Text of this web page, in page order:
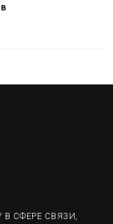
СФЕРЕ СВЯЗИ,